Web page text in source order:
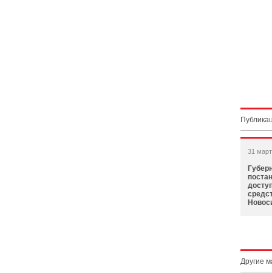
31
Другие